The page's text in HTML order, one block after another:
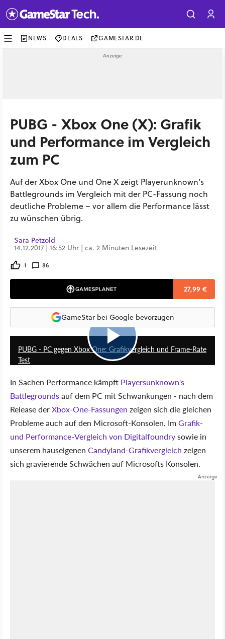
NEWS DEALS GAMESTAR.DE
PUBG - Xbox One (X): Grafik
und Performance im Vergleich
zum PC
Auf der Xbox One und One X zeigt Playerunknown's
Battlegrounds im Vergleich mit der PC-Fassung noch
deutliche Probleme – vor allem die Performance lässt
zu wünschen übrig.
Sara Petzold
14.12.2017 | 16:52 Uhr | ca. 2 Minuten Lesezeit
1 86
27,99 €
GameStar bei Google bevorzugen
3:15
PUBG - PC gegen Xbox One: Grafikvergleich und Frame-Rate
Test
In Sachen Performance kämpft Playersunknown's
Battlegroundsauf dem PC mit Schwankungen - nach dem
Release derXbox-One-Fassungen zeigen sich die gleichen
Probleme auch auf den Microsoft-Konsolen. ImGrafik-
und Performance-Vergleich von Digitalfoundrysowie in
unserem hauseigenen Candyland-Grafikvergleich zeigen
sich gravierende Schwächen auf Microsofts Konsolen.